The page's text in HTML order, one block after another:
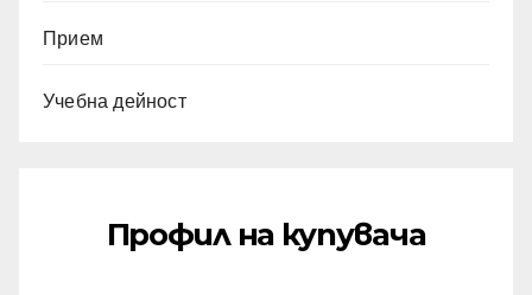
Прием
Учебна дейност
Профил на купувача